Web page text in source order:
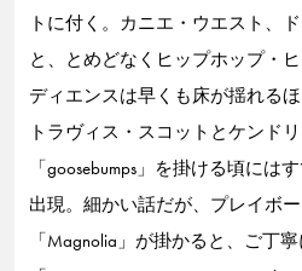
トに付く。カニエ・ウエスト、
と、とめどなくヒップホップ・
ディエンスは早くも床が揺れる
トラヴィス・スコットとケンド
「goosebumps」を掛ける頃には
出現。細かい話だが、プレイボ
「Magnolia」が掛かると、ご丁